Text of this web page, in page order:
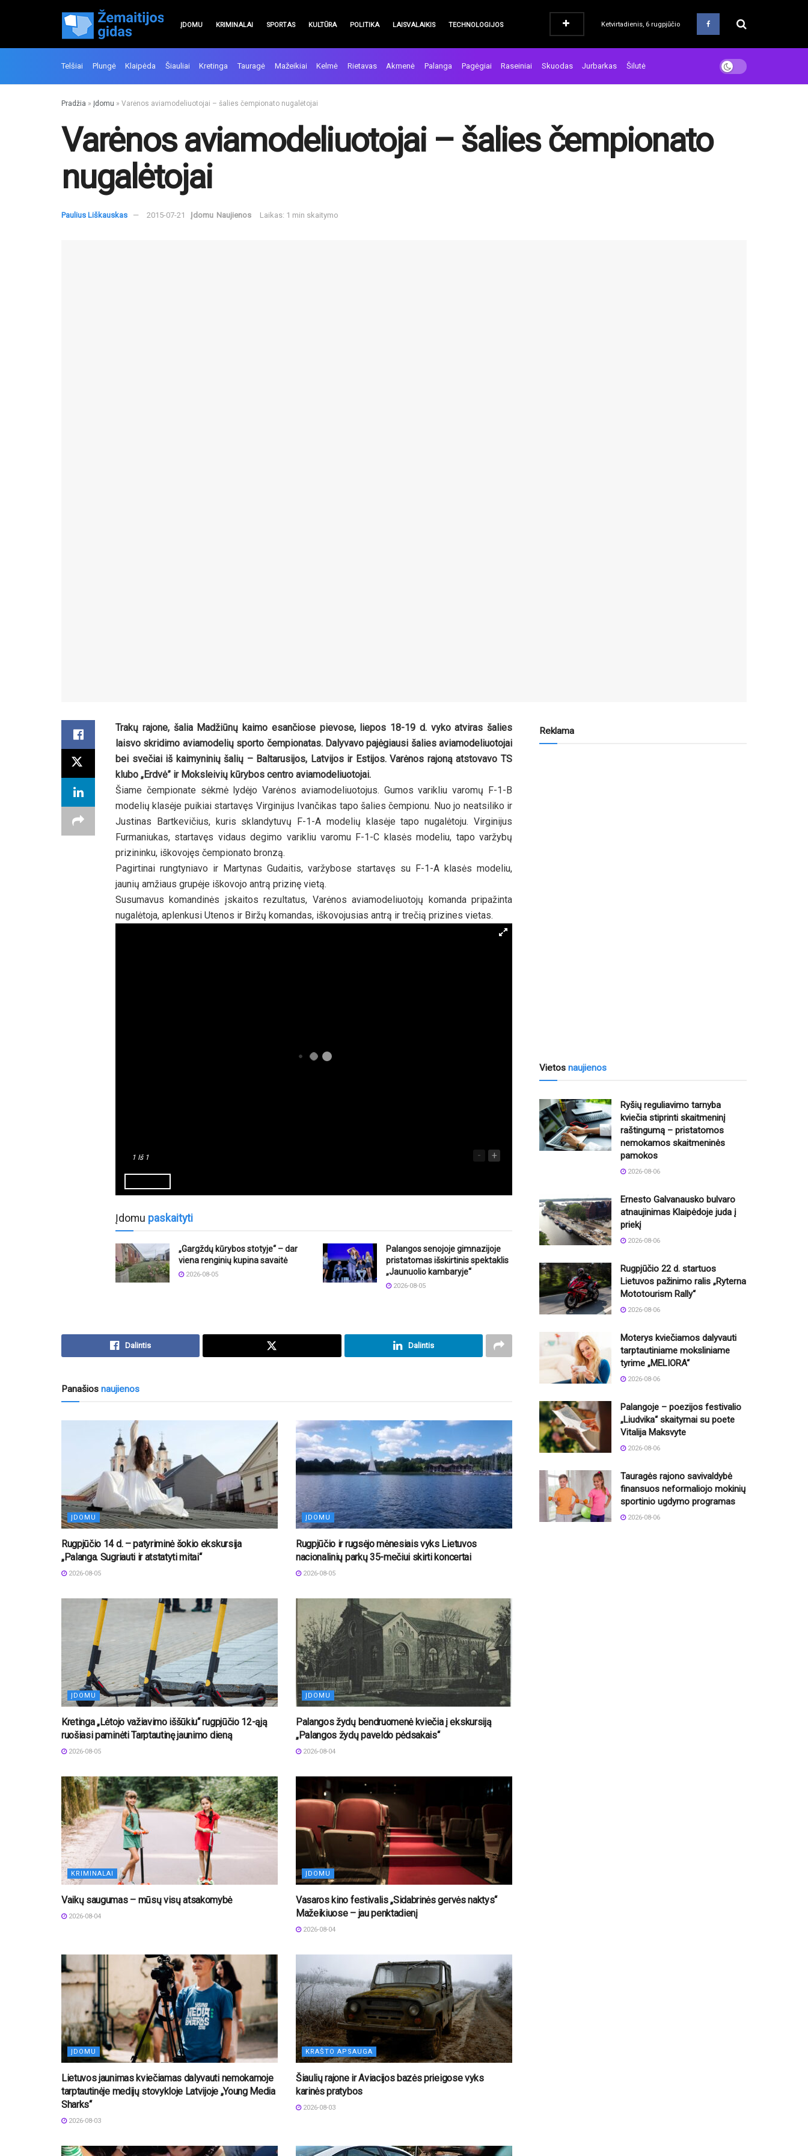
ĮDOMU KRIMINALAI SPORTAS KULTŪRA POLITIKA LAISVALAIKIS TECHNOLOGIJOS Ketvirtadienis, 6 rugpjūčio
Telšiai Plungė Klaipėda Šiauliai Kretinga Tauragė Mažeikiai Kelmė Rietavas Akmenė Palanga Pagėgiai Raseiniai Skuodas Jurbarkas Šilutė
Pradžia » Įdomu » Varėnos aviamodeliuotojai – šalies čempionato nugalėtojai
Varėnos aviamodeliuotojai – šalies čempionato
nugalėtojai
Paulius Liškauskas 2015-07-21 Įdomu Naujienos Laikas: 1 min skaitymo
Trakų rajone, šalia Madžiūnų kaimo esančiose pievose, liepos 18-19 d. vyko atviras šalies
laisvo skridimo aviamodelių sporto čempionatas. Dalyvavo pajėgiausi šalies aviamodeliuotojai
bei svečiai iš kaimyninių šalių – Baltarusijos, Latvijos ir Estijos. Varėnos rajoną atstovavo TS
klubo „Erdvė” ir Moksleivių kūrybos centro aviamodeliuotojai.
Šiame čempionate sėkmė lydėjo Varėnos aviamodeliuotojus. Gumos varikliu varomų F-1-B
modelių klasėje puikiai startavęs Virginijus Ivančikas tapo šalies čempionu. Nuo jo neatsiliko ir
Justinas Bartkevičius, kuris sklandytuvų F-1-A modelių klasėje tapo nugalėtoju. Virginijus
Furmaniukas, startavęs vidaus degimo varikliu varomu F-1-C klasės modeliu, tapo varžybų
prizininku, iškovojęs čempionato bronzą.
Pagirtinai rungtyniavo ir Martynas Gudaitis, varžybose startavęs su F-1-A klasės modeliu,
jaunių amžiaus grupėje iškovojo antrą prizinę vietą.
Susumavus komandinės įskaitos rezultatus, Varėnos aviamodeliuotojų komanda pripažinta
nugalėtoja, aplenkusi Utenos ir Biržų komandas, iškovojusias antrą ir trečią prizines vietas.
1 Iš 1 - +
Įdomu paskaityti
„Gargždų kūrybos stotyje“ – dar
viena renginių kupina savaitė
2026-08-05
Palangos senojoje gimnazijoje
pristatomas išskirtinis spektaklis
„Jaunuolio kambaryje“
2026-08-05
Dalintis Dalintis
Panašios naujienos
ĮDOMU
Rugpjūčio 14 d. – patyriminė šokio ekskursija
„Palanga. Sugriauti ir atstatyti mitai“
2026-08-05
ĮDOMU
Rugpjūčio ir rugsėjo mėnesiais vyks Lietuvos
nacionalinių parkų 35-mečiui skirti koncertai
2026-08-05
ĮDOMU
Kretinga „Lėtojo važiavimo iššūkiu“ rugpjūčio 12-ąją
ruošiasi paminėti Tarptautinę jaunimo dieną
2026-08-05
ĮDOMU
Palangos žydų bendruomenė kviečia į ekskursiją
„Palangos žydų paveldo pėdsakais“
2026-08-04
KRIMINALAI
Vaikų saugumas – mūsų visų atsakomybė
2026-08-04
ĮDOMU
Vasaros kino festivalis „Sidabrinės gervės naktys“
Mažeikiuose – jau penktadienį
2026-08-04
ĮDOMU
Lietuvos jaunimas kviečiamas dalyvauti nemokamoje
tarptautinėje medijų stovykloje Latvijoje „Young Media
Sharks“
2026-08-03
KRAŠTO APSAUGA
Šiaulių rajone ir Aviacijos bazės prieigose vyks
karinės pratybos
2026-08-03
Reklama
Vietos naujienos
Ryšių reguliavimo tarnyba
kviečia stiprinti skaitmeninį
raštingumą – pristatomos
nemokamos skaitmeninės
pamokos
2026-08-06
Ernesto Galvanausko bulvaro
atnaujinimas Klaipėdoje juda į
priekį
2026-08-06
Rugpjūčio 22 d. startuos
Lietuvos pažinimo ralis „Ryterna
Mototourism Rally“
2026-08-06
Moterys kviečiamos dalyvauti
tarptautiniame moksliniame
tyrime „MELIORA“
2026-08-06
Palangoje – poezijos festivalio
„Liudvika“ skaitymai su poete
Vitalija Maksvyte
2026-08-06
Tauragės rajono savivaldybė
finansuos neformaliojo mokinių
sportinio ugdymo programas
2026-08-06